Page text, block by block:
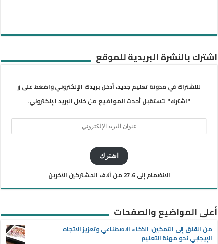
اشترك بالنشرة البريدية للموقع
للاشتراك في مدونة تعليم جديد، أدخل بريدك الإلكتروني واضغط على زر
"اشترك" لتستقبل أحدث المواضيع من خلال البريد الإلكتروني.
اشترك
الانضمام إلى 27.6 من آلاف المشتركين الآخرين
أعلى المواضيع والصفحات
من القلق إلى التمكين: الذكاء الاصطناعي وتعزيز الاتجاه
الإيجابي نحو مهنة التعليم